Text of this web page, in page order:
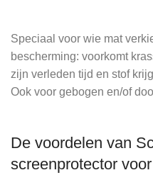
Speciaal voor wie mat
bescherming: voorkomt
zijn verleden tijd en stof
Ook voor gebogen en/of
De voordelen van
screenprotector